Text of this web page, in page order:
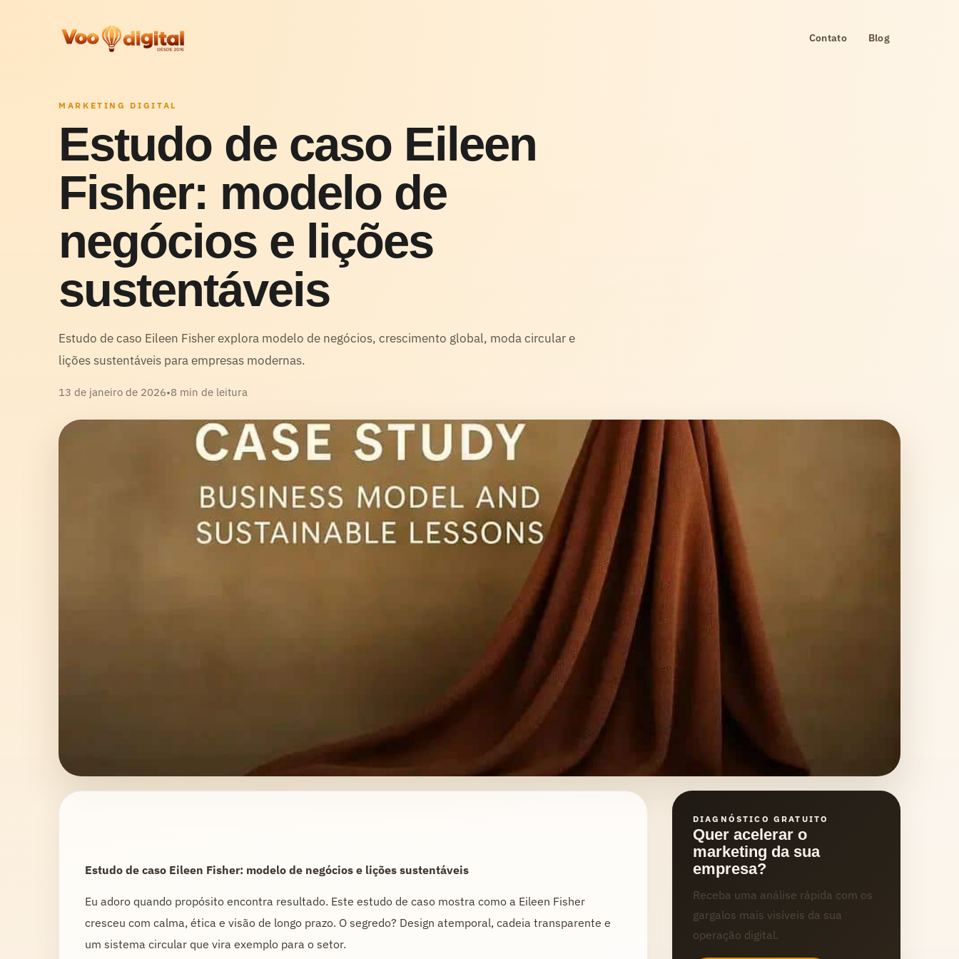
Contato Blog
MARKETING DIGITAL
Estudo de caso Eileen
Fisher: modelo de
negócios e lições
sustentáveis
Estudo de caso Eileen Fisher explora modelo de negócios, crescimento global, moda circular e
lições sustentáveis para empresas modernas.
13 de janeiro de 2026•8 min de leitura
Estudo de caso Eileen Fisher: modelo de negócios e lições sustentáveis
Eu adoro quando propósito encontra resultado. Este estudo de caso mostra como a Eileen Fisher
cresceu com calma, ética e visão de longo prazo. O segredo? Design atemporal, cadeia transparente e
um sistema circular que vira exemplo para o setor.
DIAGNÓSTICO GRATUITO
Quer acelerar o
marketing da sua
empresa?
Receba uma análise rápida com os
gargalos mais visíveis da sua
operação digital.